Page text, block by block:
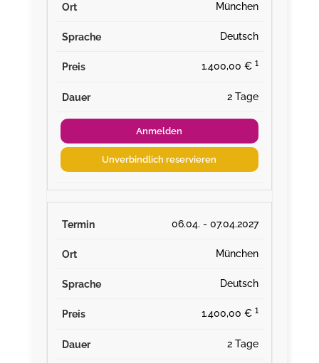
München
Deutsch
1.400,00 € ¹
2 Tage
Anmelden
Unverbindlich reservieren
06.04. - 07.04.2027
München
Deutsch
1.400,00 € ¹
2 Tage